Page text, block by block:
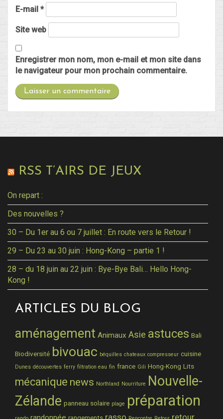
E-mail *
Site web
Enregistrer mon nom, mon e-mail et mon site dans
le navigateur pour mon prochain commentaire.
RSS T’AIRS DE JEUX
On repart :
Des nouvelles ?
30 – Du 1er au 6 ou 7 juillet : En route vers le Retour !
29 – Du 23 au 30 juin : Hong-Kong – partie 1 !
28 – du 18 juin au 22 juin : Bye-Bye Bali… Hello Hong-
Kong !
ARTICLES DU BLOG
aménagement Animaux Asie astuces Bali
Biodiversité bivouac béquilles chateaux compresseur cuisine
Dunes découvertes ferry filtration eau fin france Gili Hong-Kong Lits
mécanique news Northland Nourriture Nouvelle-
Zélande panneau solaire plage préparation
rasso retour